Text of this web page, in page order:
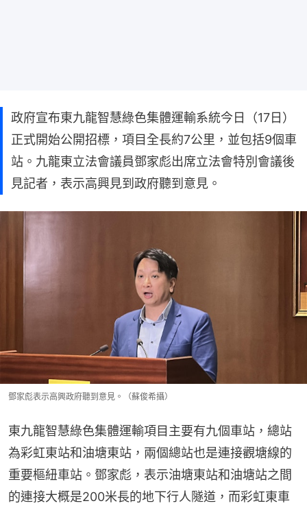
政府宣布東九龍智慧綠色集體運輸系統今日（17日）
正式開始公開招標，項目全長約7公里，並包括9個車
站。九龍東立法會議員鄧家彪出席立法會特別會議後
見記者，表示高興見到政府聽到意見。
鄧家彪表示高興政府聽到意見。（蘇俊希攝）
東九龍智慧綠色集體運輸項目主要有九個車站，總站
為彩虹東站和油塘東站，兩個總站也是連接觀塘線的
重要樞紐車站。鄧家彪，表示油塘東站和油塘站之間
的連接大概是200米長的地下行人隧道，而彩虹東車